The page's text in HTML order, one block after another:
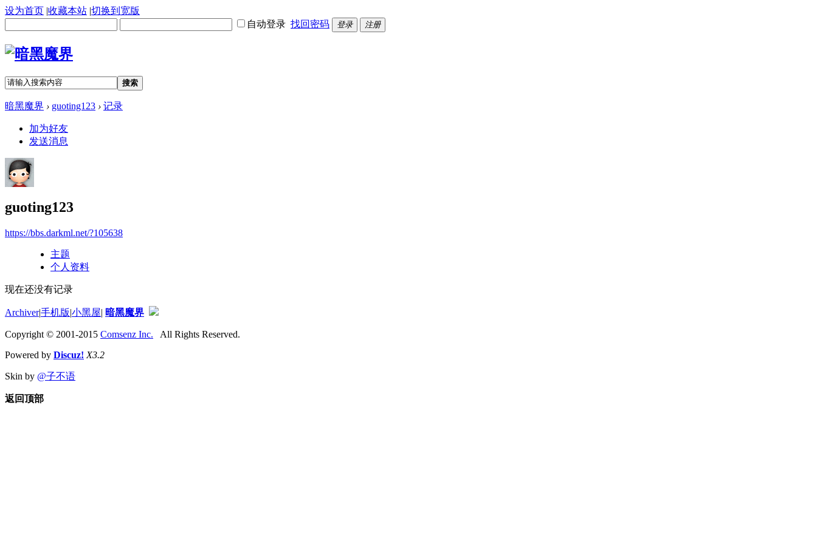
设为首页 |收藏本站 |切换到宽版
自动登录 找回密码 登录 注册
搜索
暗黑魔界 › guoting123 › 记录
加为好友
发送消息
guoting123
https://bbs.darkml.net/?105638
主题
个人资料
现在还没有记录
Archiver|手机版|小黑屋| 暗黑魔界
Copyright © 2001-2015 Comsenz Inc. All Rights Reserved.
Powered by Discuz! X3.2
Skin by @子不语
返回顶部